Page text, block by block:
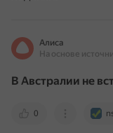
Алиса
В Австралии не
0